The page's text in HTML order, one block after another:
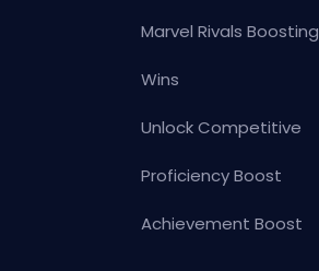
Marvel Rivals Boosting
Wins
Unlock Competitive
Proficiency Boost
Achievement Boost